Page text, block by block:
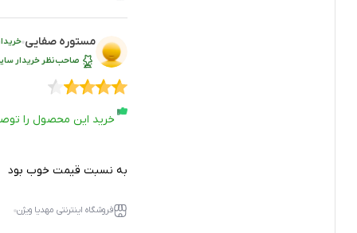
مستوره صفایی
صاحب‌نظر خریدار
خرید این محصول را
به نسبت قیمت خوب بود
فروشگاه اینترنتی مهدیا ویژن